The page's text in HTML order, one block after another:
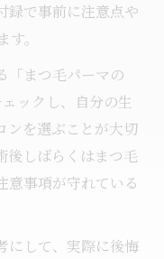
録で事前に注意点や
。
「まつ毛パーマの
ックし、自分の生
ンを選ぶことが大切
後しばらくはまつ毛
意事項が守れている
にして、実際に後悔